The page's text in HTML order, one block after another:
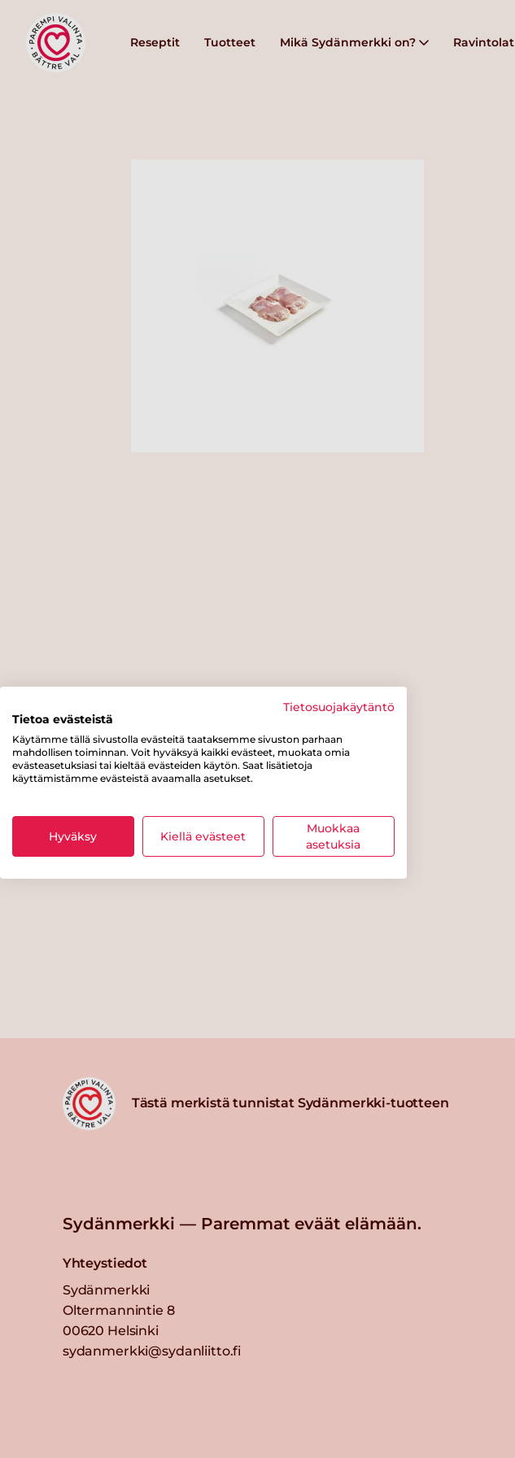
Reseptit Tuotteet Mikä Sydänmerkki on? Ravintolat
Tästä merkistä tunnistat Sydänmerkki-tuotteen
Sydänmerkki — Paremmat eväät elämään.
Yhteystiedot
Sydänmerkki
Oltermannintie 8
00620 Helsinki
sydanmerkki@sydanliitto.fi
Tietosuojakäytäntö
Tietoa evästeistä
Käytämme tällä sivustolla evästeitä taataksemme sivuston parhaan
mahdollisen toiminnan. Voit hyväksyä kaikki evästeet, muokata omia
evästeasetuksiasi tai kieltää evästeiden käytön. Saat lisätietoja
käyttämistämme evästeistä avaamalla asetukset.
Hyväksy Kiellä evästeet
Muokkaa
asetuksia